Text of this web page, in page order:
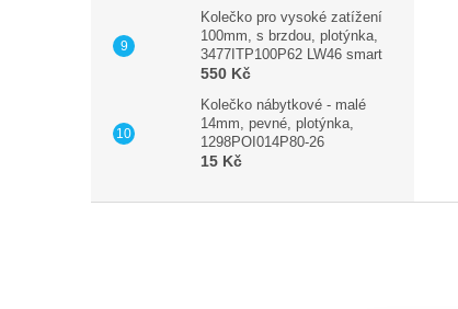
Kolečko pro vysoké zatížení
100mm, s brzdou, plotýnka,
3477ITP100P62 LW46 smart
550 Kč
Kolečko nábytkové - malé
14mm, pevné, plotýnka,
1298POI014P80-26
15 Kč